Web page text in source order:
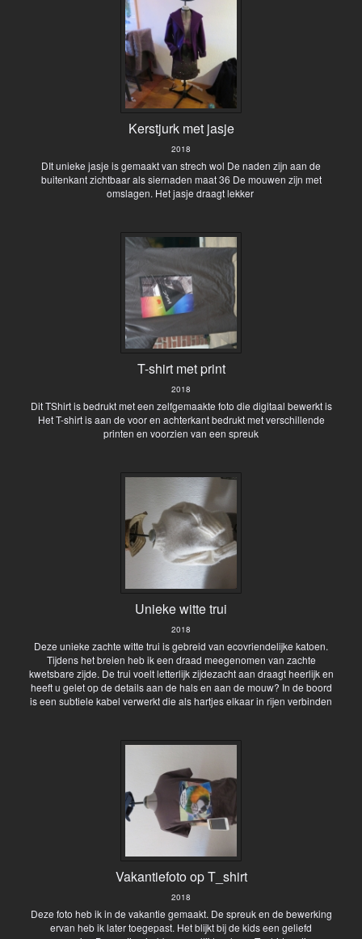
Kerstjurk met jasje
2018
DIt unieke jasje is gemaakt van strech wol De naden zijn aan de
buitenkant zichtbaar als siernaden maat 36 De mouwen zijn met
omslagen. Het jasje draagt lekker
T-shirt met print
2018
Dit TShirt is bedrukt met een zelfgemaakte foto die digitaal bewerkt is
Het T-shirt is aan de voor en achterkant bedrukt met verschillende
printen en voorzien van een spreuk
Unieke witte trui
2018
Deze unieke zachte witte trui is gebreid van ecovriendelijke katoen.
Tijdens het breien heb ik een draad meegenomen van zachte
kwetsbare zijde. De trui voelt letterlijk zijdezacht aan draagt heerlijk en
heeft u gelet op de details aan de hals en aan de mouw? In de boord
is een subtiele kabel verwerkt die als hartjes elkaar in rijen verbinden
Vakantiefoto op T_shirt
2018
Deze foto heb ik in de vakantie gemaakt. De spreuk en de bewerking
ervan heb ik later toegepast. Het blijkt bij de kids een geliefd